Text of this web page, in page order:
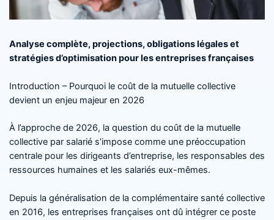
Analyse complète, projections, obligations légales et
stratégies d’optimisation pour les entreprises françaises
Introduction – Pourquoi le coût de la mutuelle collective
devient un enjeu majeur en 2026
À l’approche de 2026, la question du coût de la mutuelle
collective par salarié s’impose comme une préoccupation
centrale pour les dirigeants d’entreprise, les responsables des
ressources humaines et les salariés eux-mêmes.
Depuis la généralisation de la complémentaire santé collective
en 2016, les entreprises françaises ont dû intégrer ce poste